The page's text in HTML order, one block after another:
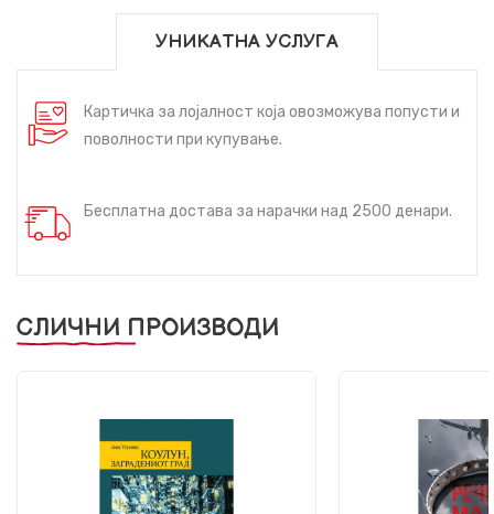
УНИКАТНА УСЛУГА
Картичка за лојалност која овозможува попусти и
поволности при купување.
Бесплатна достава за нарачки над 2500 денари.
СЛИЧНИ ПРОИЗВОДИ